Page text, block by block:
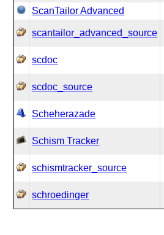
ScanTailor Advanced
scantailor_advanced_source
scdoc
scdoc_source
Scheherazade
Schism Tracker
schismtracker_source
schroedinger